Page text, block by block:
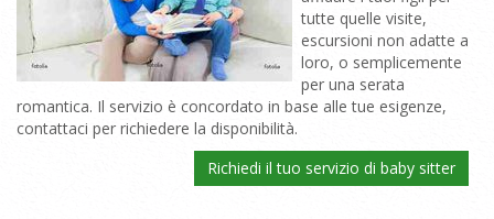
tutte quelle visite,
escursioni non adatte a
loro, o semplicemente
per una serata
romantica. Il servizio è concordato in base alle tue esigenze,
contattaci per richiedere la disponibilità.
Richiedi il tuo servizio di baby sitter